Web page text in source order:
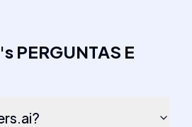
's PERGUNTAS E